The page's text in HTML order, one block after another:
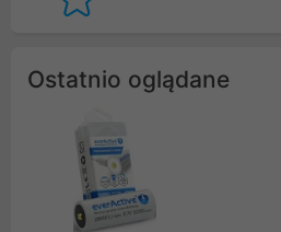
Ostatnio oglądane